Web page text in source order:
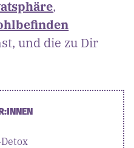
,
und die zu Dir